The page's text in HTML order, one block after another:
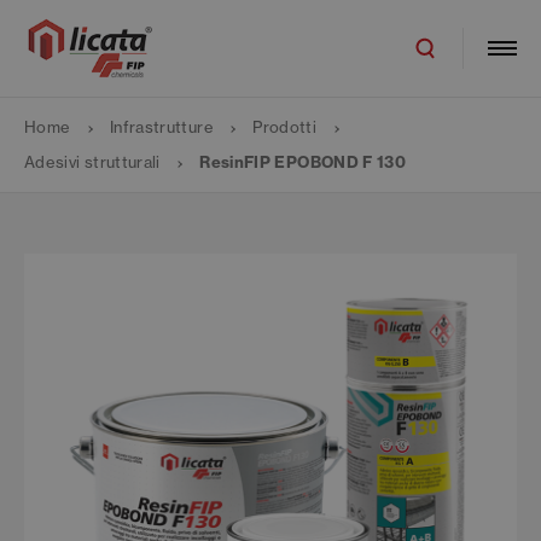
Home Infrastrutture
Prodotti
Adesivi strutturali
ResinFIP EPOBOND F 130